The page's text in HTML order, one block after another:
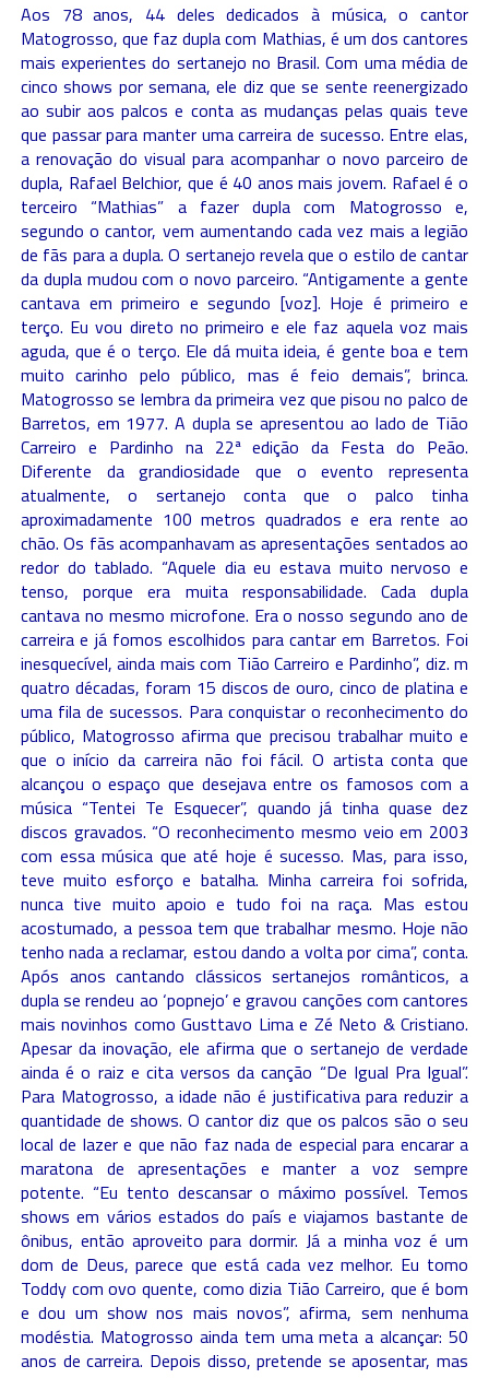
Aos 78 anos, 44 deles dedicados à música, o cantor
Matogrosso, que faz dupla com Mathias, é um dos cantores
mais experientes do sertanejo no Brasil. Com uma média de
cinco shows por semana, ele diz que se sente reenergizado
ao subir aos palcos e conta as mudanças pelas quais teve
que passar para manter uma carreira de sucesso. Entre elas,
a renovação do visual para acompanhar o novo parceiro de
dupla, Rafael Belchior, que é 40 anos mais jovem. Rafael é o
terceiro “Mathias” a fazer dupla com Matogrosso e,
segundo o cantor, vem aumentando cada vez mais a legião
de fãs para a dupla. O sertanejo revela que o estilo de cantar
da dupla mudou com o novo parceiro. “Antigamente a gente
cantava em primeiro e segundo [voz]. Hoje é primeiro e
terço. Eu vou direto no primeiro e ele faz aquela voz mais
aguda, que é o terço. Ele dá muita ideia, é gente boa e tem
muito carinho pelo público, mas é feio demais”, brinca.
Matogrosso se lembra da primeira vez que pisou no palco de
Barretos, em 1977. A dupla se apresentou ao lado de Tião
Carreiro e Pardinho na 22ª edição da Festa do Peão.
Diferente da grandiosidade que o evento representa
atualmente, o sertanejo conta que o palco tinha
aproximadamente 100 metros quadrados e era rente ao
chão. Os fãs acompanhavam as apresentações sentados ao
redor do tablado. “Aquele dia eu estava muito nervoso e
tenso, porque era muita responsabilidade. Cada dupla
cantava no mesmo microfone. Era o nosso segundo ano de
carreira e já fomos escolhidos para cantar em Barretos. Foi
inesquecível, ainda mais com Tião Carreiro e Pardinho”, diz. m
quatro décadas, foram 15 discos de ouro, cinco de platina e
uma fila de sucessos. Para conquistar o reconhecimento do
público, Matogrosso afirma que precisou trabalhar muito e
que o início da carreira não foi fácil. O artista conta que
alcançou o espaço que desejava entre os famosos com a
música “Tentei Te Esquecer”, quando já tinha quase dez
discos gravados. “O reconhecimento mesmo veio em 2003
com essa música que até hoje é sucesso. Mas, para isso,
teve muito esforço e batalha. Minha carreira foi sofrida,
nunca tive muito apoio e tudo foi na raça. Mas estou
acostumado, a pessoa tem que trabalhar mesmo. Hoje não
tenho nada a reclamar, estou dando a volta por cima”, conta.
Após anos cantando clássicos sertanejos românticos, a
dupla se rendeu ao ‘popnejo’ e gravou canções com cantores
mais novinhos como Gusttavo Lima e Zé Neto & Cristiano.
Apesar da inovação, ele afirma que o sertanejo de verdade
ainda é o raiz e cita versos da canção “De Igual Pra Igual”.
Para Matogrosso, a idade não é justificativa para reduzir a
quantidade de shows. O cantor diz que os palcos são o seu
local de lazer e que não faz nada de especial para encarar a
maratona de apresentações e manter a voz sempre
potente. “Eu tento descansar o máximo possível. Temos
shows em vários estados do país e viajamos bastante de
ônibus, então aproveito para dormir. Já a minha voz é um
dom de Deus, parece que está cada vez melhor. Eu tomo
Toddy com ovo quente, como dizia Tião Carreiro, que é bom
e dou um show nos mais novos”, afirma, sem nenhuma
modéstia. Matogrosso ainda tem uma meta a alcançar: 50
anos de carreira. Depois disso, pretende se aposentar, mas